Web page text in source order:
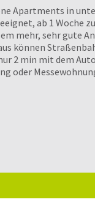
Apartments in
ab 1 Woche
mehr, sehr gute
können
2 min mit dem
oder